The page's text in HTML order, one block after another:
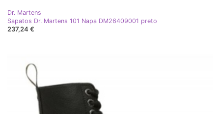
Dr. Martens
Sapatos Dr. Martens 101 Napa DM26409001 preto
237,24 €